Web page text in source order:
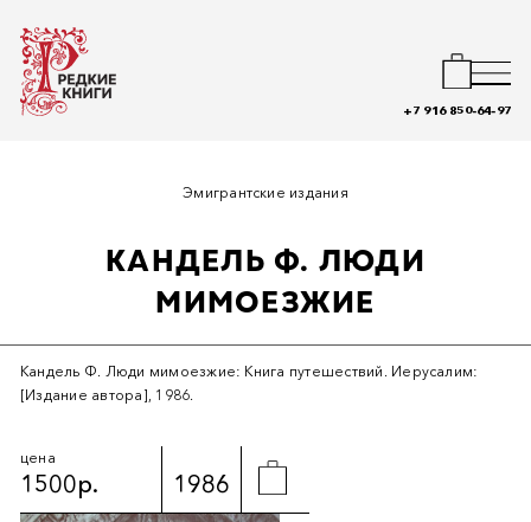
+7 916 850-64-97
Эмигрантские издания
КАНДЕЛЬ Ф. ЛЮДИ
МИМОЕЗЖИЕ
Кандель Ф. Люди мимоезжие: Книга путешествий. Иерусалим:
[Издание автора], 1986.
цена
1500р. 1986